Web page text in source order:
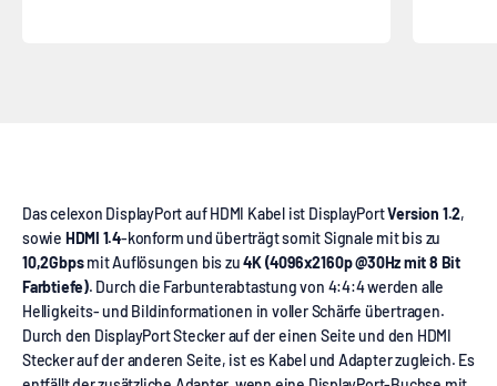
Das celexon DisplayPort auf HDMI Kabel ist DisplayPortVersion 1.2,
sowie HDMI 1.4-konform und überträgt somit Signale mit bis zu
10,2Gbpsmit Auflösungen bis zu4K (4096x2160p @30Hz mit 8 Bit
Farbtiefe). Durch die Farbunterabtastung von 4:4:4 werden alle
Helligkeits- und Bildinformationen in voller Schärfe übertragen.
Durch den DisplayPort Stecker auf der einen Seite und den HDMI
Stecker auf der anderen Seite, ist es Kabel und Adapter zugleich. Es